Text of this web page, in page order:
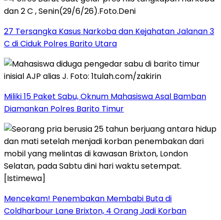
27 Tersangka Kasus Narkoba dan Kejahatan Jalanan 3
C di Ciduk Polres Barito Utara
Miliki 15 Paket Sabu, Oknum Mahasiswa Asal Bamban
Diamankan Polres Barito Timur
Mencekam! Penembakan Membabi Buta di
Coldharbour Lane Brixton, 4 Orang Jadi Korban